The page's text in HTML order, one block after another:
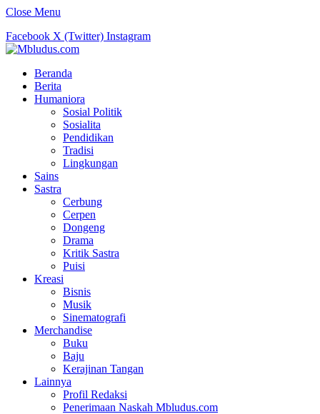
Close Menu
Facebook X (Twitter) Instagram
Beranda
Berita
Humaniora
Sosial Politik
Sosialita
Pendidikan
Tradisi
Lingkungan
Sains
Sastra
Cerbung
Cerpen
Dongeng
Drama
Kritik Sastra
Puisi
Kreasi
Bisnis
Musik
Sinematografi
Merchandise
Buku
Baju
Kerajinan Tangan
Lainnya
Profil Redaksi
Penerimaan Naskah Mbludus.com